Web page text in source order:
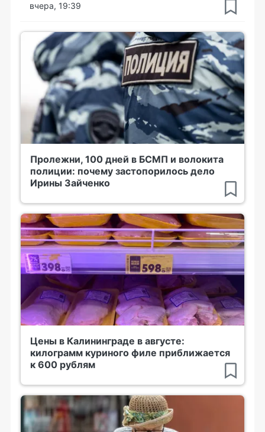
вчера, 19:39
Пролежни, 100 дней в БСМП и волокита
полиции: почему застопорилось дело
Ирины Зайченко
Цены в Калининграде в августе:
килограмм куриного филе приближается
к 600 рублям